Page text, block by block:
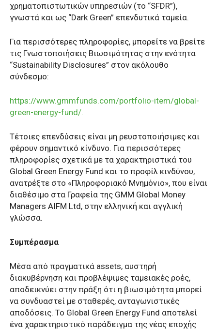
χρηματοπιστωτικών υπηρεσιών (το “SFDR”),
γνωστά και ως “Dark Green” επενδυτικά ταμεία.
Για περισσότερες πληροφορίες, μπορείτε να βρείτε
τις Γνωστοποιήσεις Βιωσιμότητας στην ενότητα
“Sustainability Disclosures” στον ακόλουθο
σύνδεσμο:
https://www.gmmfunds.com/portfolio-item/global-
green-energy-fund/.
Τέτοιες επενδύσεις είναι μη ρευστοποιήσιμες και
φέρουν σημαντικό κίνδυνο. Για περισσότερες
πληροφορίες σχετικά με τα χαρακτηριστικά του
Global Green Energy Fund και το προφίλ κινδύνου,
ανατρέξτε στο «Πληροφοριακό Μνημόνιο», που είναι
διαθέσιμο στα Γραφεία της GMM Global Money
Managers AIFM Ltd, στην ελληνική και αγγλική
γλώσσα.
Συμπέρασμα
Μέσα από πραγματικά assets, αυστηρή
διακυβέρνηση και προβλέψιμες ταμειακές ροές,
αποδεικνύει στην πράξη ότι η βιωσιμότητα μπορεί
να συνδυαστεί με σταθερές, ανταγωνιστικές
αποδόσεις. Το Global Green Energy Fund αποτελεί
ένα χαρακτηριστικό παράδειγμα της νέας εποχής